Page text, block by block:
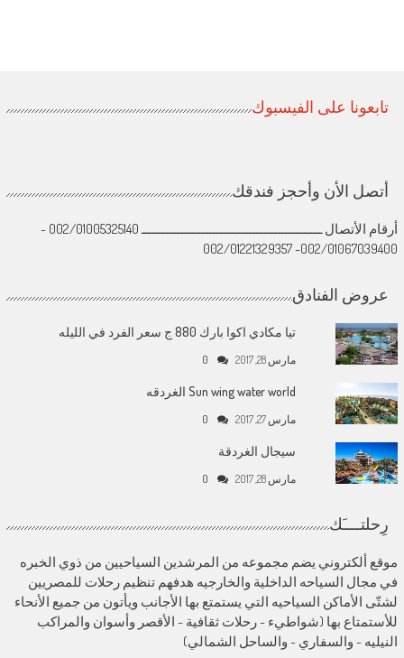
تابعونا على الفيسبوك
أتصل الأن وأحجز فندقك
أرقام الأتصال ــــــــــــــــــــــــــــــــــــــــــــــــــ 002/01005325140 -
002/01067039400- 002/01221329357
عروض الفنادق
تيا مكادي اكوا بارك 880 ج سعر الفرد في الليله
مارس 28, 2017 0
Sun wing water world الغردقه
مارس 27, 2017 0
سيجال الغردقة
مارس 28, 2017 0
رِحلتــــَك
موقع ألكتروني يضم مجموعه من المرشدين السياحيين من ذوي الخبره
في مجال السياحه الداخلية والخارجيه هدفهم تنظيم رحلات للمصريين
لشتّى الأماكن السياحيه التي يستمتع بها الأجانب ويأتون من جميع الأنحاء
للأستمتاع بها (شواطيء - رحلات ثقافية - الأقصر وأسوان والمراكب
النيليه - والسفاري - والساحل الشمالي)